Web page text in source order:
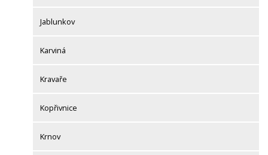
Jablunkov
Karviná
Kravaře
Kopřivnice
Krnov